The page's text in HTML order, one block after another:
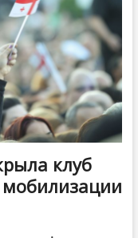
клуб
мобилизации